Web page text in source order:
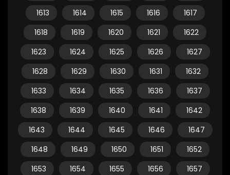
1613
1614 1615 1616
1617
1618
1619 1620 1621
1622
1623
1624 1625 1626
1627
1628
1629 1630 1631
1632
1633
1634 1635 1636
1637
1638
1639 1640 1641
1642
1643
1644 1645 1646
1647
1648
1649 1650 1651
1652
1653
1654 1655 1656
1657